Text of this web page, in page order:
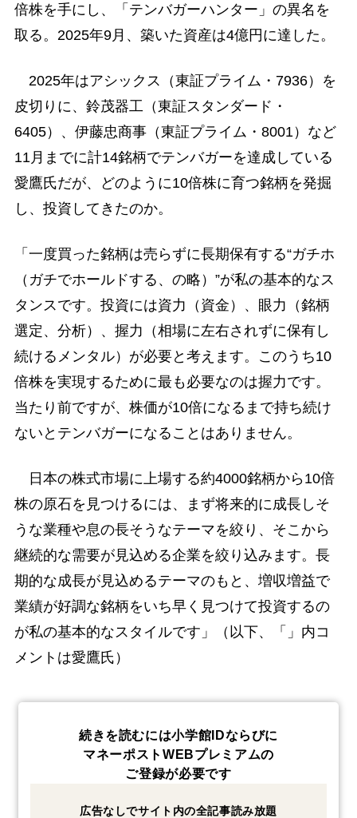
倍株を手にし、「テンバガーハンター」の異名を
取る。2025年9月、築いた資産は4億円に達した。
2025年はアシックス（東証プライム・7936）を
皮切りに、鈴茂器工（東証スタンダード・
6405）、伊藤忠商事（東証プライム・8001）など
11月までに計14銘柄でテンバガーを達成している
愛鷹氏だが、どのように10倍株に育つ銘柄を発掘
し、投資してきたのか。
「一度買った銘柄は売らずに長期保有する“ガチホ
（ガチでホールドする、の略）”が私の基本的なス
タンスです。投資には資力（資金）、眼力（銘柄
選定、分析）、握力（相場に左右されずに保有し
続けるメンタル）が必要と考えます。このうち10
倍株を実現するために最も必要なのは握力です。
当たり前ですが、株価が10倍になるまで持ち続け
ないとテンバガーになることはありません。
日本の株式市場に上場する約4000銘柄から10倍
株の原石を見つけるには、まず将来的に成長しそ
うな業種や息の長そうなテーマを絞り、そこから
継続的な需要が見込める企業を絞り込みます。長
期的な成長が見込めるテーマのもと、増収増益で
業績が好調な銘柄をいち早く見つけて投資するの
が私の基本的なスタイルです」（以下、「」内コ
メントは愛鷹氏）
続きを読むには小学館IDならびに
マネーポストWEBプレミアムの
ご登録が必要です
広告なしでサイト内の全記事読み放題